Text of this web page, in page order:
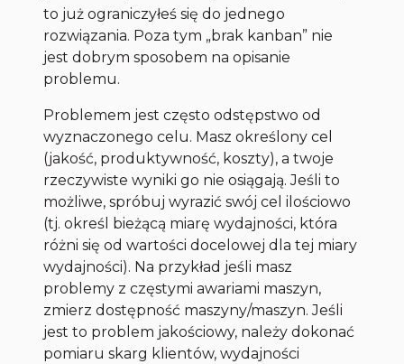
to już ograniczyłeś się do jednego
rozwiązania. Poza tym „brak kanban” nie
jest dobrym sposobem na opisanie
problemu.
Problemem jest często odstępstwo od
wyznaczonego celu. Masz określony cel
(jakość, produktywność, koszty), a twoje
rzeczywiste wyniki go nie osiągają. Jeśli to
możliwe, spróbuj wyrazić swój cel ilościowo
(tj. określ bieżącą miarę wydajności, która
różni się od wartości docelowej dla tej miary
wydajności). Na przykład jeśli masz
problemy z częstymi awariami maszyn,
zmierz dostępność maszyny/maszyn. Jeśli
jest to problem jakościowy, należy dokonać
pomiaru skarg klientów, wydajności